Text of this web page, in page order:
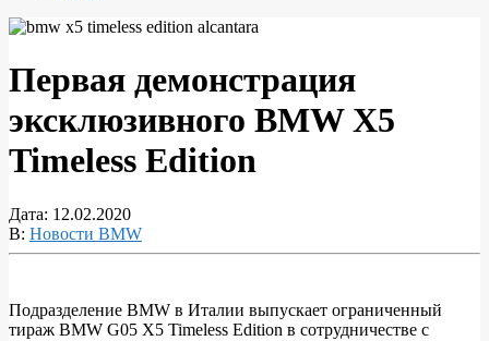
Первая демонстрация
эксклюзивного BMW X5
Timeless Edition
Дата: 12.02.2020
В: Новости BMW
Первая
Подразделение BMW в Италии выпускает ограниченный
тираж BMW G05 X5 Timeless Edition в сотрудничестве с